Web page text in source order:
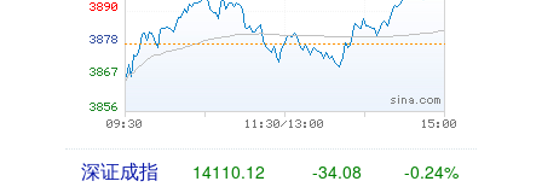
深证成指 14110.12 -34.08 -0.24%